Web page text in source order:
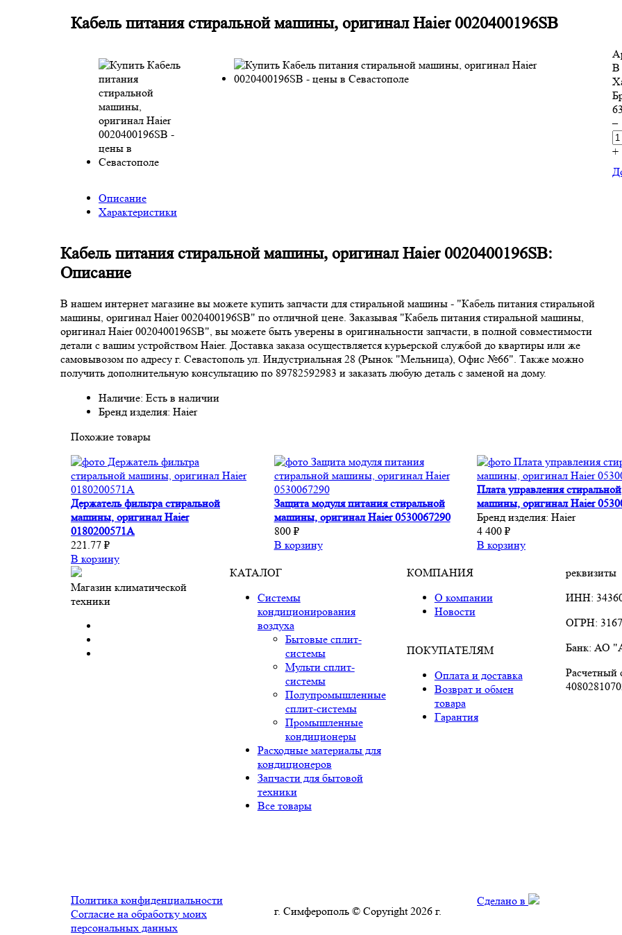
Кабель питания стиральной машины, оригинал Haier 0020400196SB
В
–
+
Описание
Характеристики
Кабель питания стиральной машины, оригинал Haier 0020400196SB:
Описание
В нашем интернет магазине вы можете купить запчасти для стиральной машины - "Кабель питания стиральной
машины, оригинал Haier 0020400196SB" по отличной цене. Заказывая "Кабель питания стиральной машины,
оригинал Haier 0020400196SB", вы можете быть уверены в оригинальности запчасти, в полной совместимости
детали с вашим устройством Haier. Доставка заказа осуществляется курьерской службой до квартиры или же
самовывозом по адресу г. Севастополь ул. Индустриальная 28 (Рынок "Мельница), Офис №66". Также можно
получить дополнительную консультацию по 89782592983 и заказать любую деталь с заменой на дому.
Наличие: Есть в наличии
Бренд изделия: Haier
Похожие товары
Держатель фильтра стиральной
машины, оригинал Haier
0180200571A
221.77 ₽
В корзину
Защита модуля питания стиральной
машины, оригинал Haier 0530067290
800 ₽
В корзину
Плата управления стиральной
машины, оригинал Haier
Бренд изделия: Haier
4 400 ₽
В корзину
Магазин климатической
техники
КАТАЛОГ
Системы
кондиционирования
воздуха
Бытовые сплит-
системы
Мульти сплит-
системы
Полупромышленные
сплит-системы
Промышленные
кондиционеры
Расходные материалы для
кондиционеров
Запчасти для бытовой
техники
Все товары
КОМПАНИЯ
О компании
Новости
ПОКУПАТЕЛЯМ
Оплата и доставка
Возврат и обмен
товара
Гарантия
реквизиты
ИНН:
ОГРН:
Банк: АО
Расчетный
Политика конфиденциальности
Согласие на обработку моих
персональных данных
г. Симферополь © Copyright 2026 г.
Сделано в